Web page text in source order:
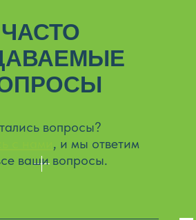
ЧАСТО
вопросы?
, и мы ответим
ваши вопросы.